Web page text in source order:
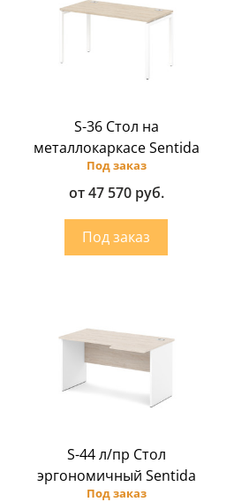
S-36 Стол на
металлокаркасе Sentida
Под заказ
от 47 570 руб.
S-44 л/пр Стол
эргономичный Sentida
Под заказ